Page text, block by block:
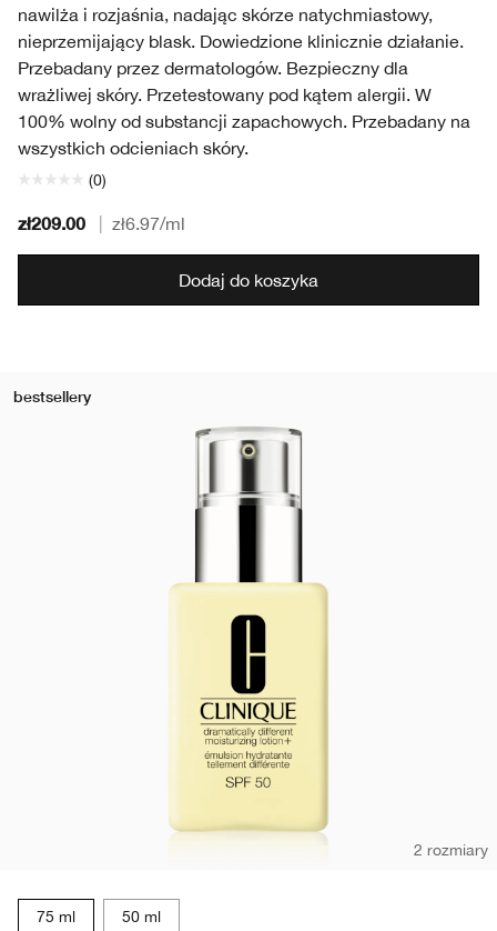
nawilża i rozjaśnia, nadając skórze natychmiastowy,
nieprzemijający blask. Dowiedzione klinicznie działanie.
Przebadany przez dermatologów. Bezpieczny dla
wrażliwej skóry. Przetestowany pod kątem alergii. W
100% wolny od substancji zapachowych. Przebadany na
wszystkich odcieniach skóry.
(0)
zł209.00 zł6.97/ml
Dodaj do koszyka
bestsellery
2 rozmiary
75 ml 50 ml